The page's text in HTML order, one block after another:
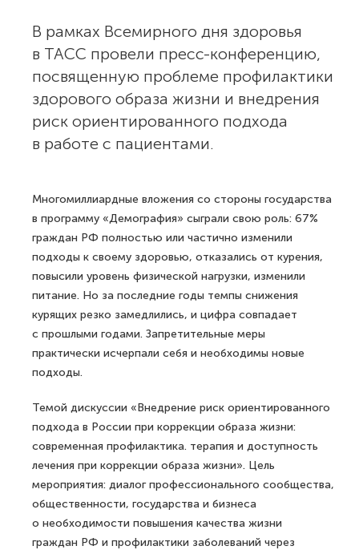
В рамках Всемирного дня здоровья
в ТАСС провели пресс-конференцию,
посвященную проблеме профилактики
здорового образа жизни и внедрения
риск ориентированного подхода
в работе с пациентами.
Многомиллиардные вложения со стороны государства
в программу «Демография» сыграли свою роль: 67%
граждан РФ полностью или частично изменили
подходы к своему здоровью, отказались от курения,
повысили уровень физической нагрузки, изменили
питание. Но за последние годы темпы снижения
курящих резко замедлились, и цифра совпадает
с прошлыми годами. Запретительные меры
практически исчерпали себя и необходимы новые
подходы.
Темой дискуссии «Внедрение риск ориентированного
подхода в России при коррекции образа жизни:
современная профилактика. терапия и доступность
лечения при коррекции образа жизни». Цель
мероприятия: диалог профессионального сообщества,
общественности, государства и бизнеса
о необходимости повышения качества жизни
граждан РФ и профилактики заболеваний через